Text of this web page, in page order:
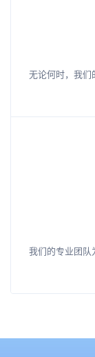
无论何时，我们
我们的专业团队